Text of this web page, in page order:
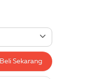
Beli Sekarang